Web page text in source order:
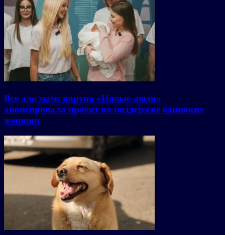
Все для мам: партия «Новые люди»
анонсировала проект по поддержке одиноких
женщин